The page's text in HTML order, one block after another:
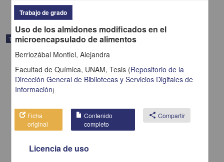
Trabajo de grado
Trabajo de grado
Uso de los almidones modificados en el
microencapsulado de alimentos
Berriozábal Montiel, Alejandra
Facultad de Química, UNAM, Tesis (Repositorio de la
Dirección General de Bibliotecas y Servicios Digitales de
Información)
Ficha
original
Contenido
completo
share Compartir
Licencia de uso